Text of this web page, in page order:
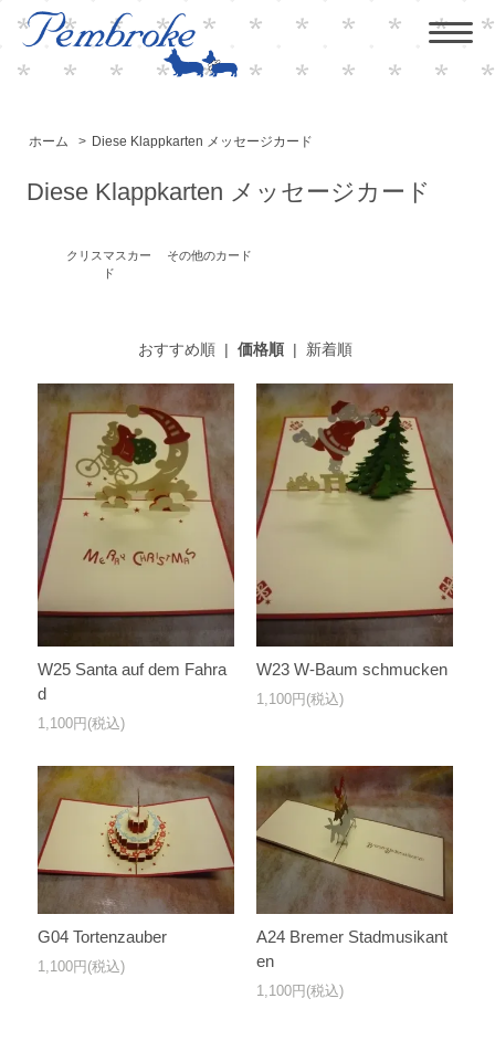
ホーム > Diese Klappkarten メッセージカード
Diese Klappkarten メッセージカード
クリスマスカー
ド
その他のカード
おすすめ順| 価格順| 新着順
W25 Santa auf dem Fahra
d
1,100円(税込)
W23 W-Baum schmucken
1,100円(税込)
G04 Tortenzauber
1,100円(税込)
A24 Bremer Stadmusikant
en
1,100円(税込)